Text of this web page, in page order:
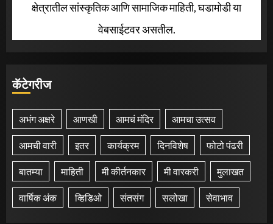
क्षेत्रातील सांस्कृतिक आणि सामाजिक माहिती, घडामोडी या
वेबसाईटवर असतील.
कॅटेगरीज
अभंग अक्षरे आणखी आमचं मंदिर आमचा उत्सव
आमची वारी इतर कार्यक्रम दिनविशेष फोटो पंढरी
बातम्या माहिती मी कीर्तनकार मी वारकरी मुलाखत
वार्षिक अंक व्हिडिओ संतसंग सलोखा सेवाभाव